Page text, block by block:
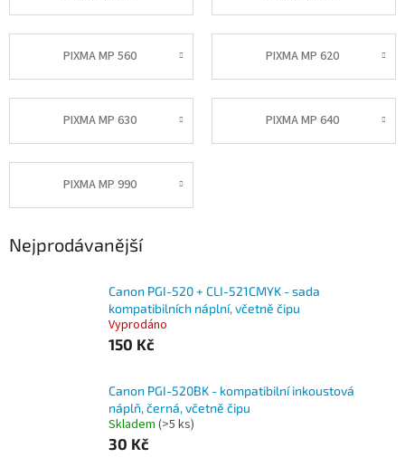
PIXMA MP 560 PIXMA MP 620
PIXMA MP 630 PIXMA MP 640
PIXMA MP 990
Nejprodávanější
Canon PGI-520 + CLI-521CMYK - sada
kompatibilních náplní, včetně čipu
Vyprodáno
150 Kč
Canon PGI-520BK - kompatibilní inkoustová
náplň, černá, včetně čipu
Skladem (>5 ks)
30 Kč